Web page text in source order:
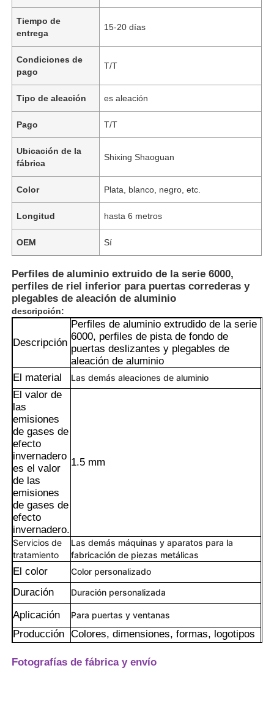
Hogar
Productos
Tiempo de
entrega
15-20 días
Condiciones de
pago
T/T
Tipo de aleación es aleación
Pago T/T
Ubicación de la
fábrica
Shixing Shaoguan
Color Plata, blanco, negro, etc.
Longitud hasta 6 metros
OEM Sí
Perfiles de aluminio extruido de la serie 6000,
perfiles de riel inferior para puertas correderas y
plegables de aleación de aluminio
descripción:
Descripción
Perfiles de aluminio extrudido de la serie
6000, perfiles de pista de fondo de
puertas deslizantes y plegables de
aleación de aluminio
El material
Las demás aleaciones de aluminio
El valor de
las
emisiones
de gases de
efecto
invernadero
es el valor
de las
emisiones
de gases de
efecto
invernadero.
1.5 mm
Servicios de
tratamiento
Las demás máquinas y aparatos para la
fabricación de piezas metálicas
El color Color personalizado
Duración Duración personalizada
Aplicación Para puertas y ventanas
Producción
de equipos
Colores, dimensiones, formas, logotipos
y embalajes personalizados, etc.
1. espuma de algodón perla para cada
perfil de aluminio;
Fotografías de fábrica y envío